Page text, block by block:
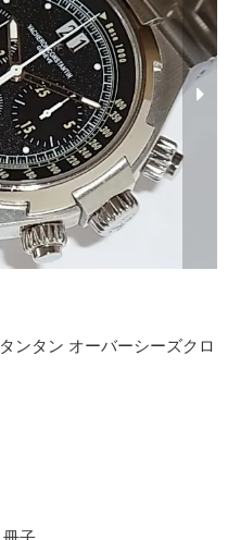
ンタン オーバーシーズクロ